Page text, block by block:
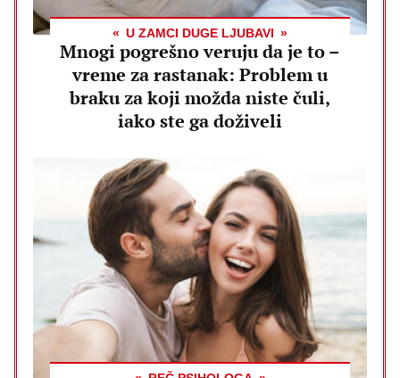
U ZAMCI DUGE LJUBAVI
Mnogi pogrešno veruju da je to –
vreme za rastanak: Problem u
braku za koji možda niste čuli,
iako ste ga doživeli